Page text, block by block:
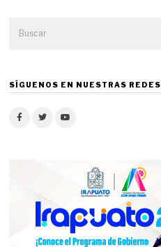
SÍGUENOS EN NUESTRAS REDES